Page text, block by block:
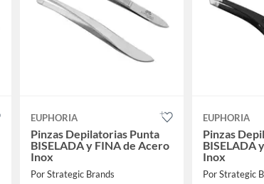
EUPHORIA
Pinzas Depilatorias Punta
BISELADA y FINA de Acero
Inox
Por Strategic Brands
EUPHORIA
Pinzas
BISELADA
Inox
Por Strategic